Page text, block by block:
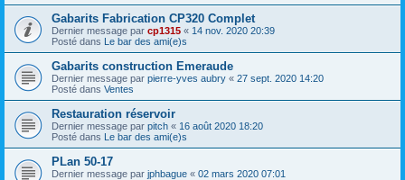
Gabarits Fabrication CP320 Complet
Dernier message par cp1315 « 14 nov. 2020 20:39
Posté dans Le bar des ami(e)s
Gabarits construction Emeraude
Dernier message par pierre-yves aubry « 27 sept. 2020 14:20
Posté dans Ventes
Restauration réservoir
Dernier message par pitch « 16 août 2020 18:20
Posté dans Le bar des ami(e)s
PLan 50-17
Dernier message par jphbague « 02 mars 2020 07:01